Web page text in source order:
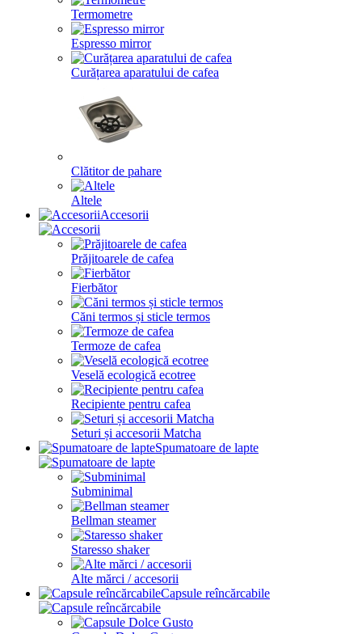
Termometre
Espresso mirror
Curățarea aparatului de cafea
Clătitor de pahare
Altele
Accesorii
Prăjitoarele de cafea
Fierbător
Căni termos și sticle termos
Termoze de cafea
Veselă ecologică ecotree
Recipiente pentru cafea
Seturi și accesorii Matcha
Spumatoare de lapte
Subminimal
Bellman steamer
Staresso shaker
Alte mărci / accesorii
Capsule reîncărcabile